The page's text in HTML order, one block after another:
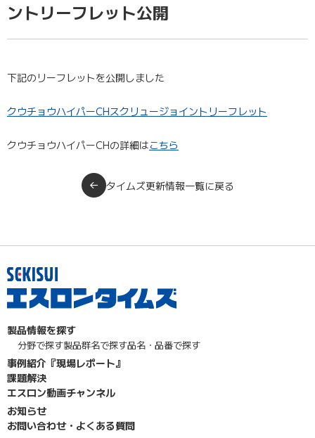
ントリーフレット公開
下記のリーフレットを公開しました
クウチョウハイパーCHスクリュージョイントリーフレット
クウチョウハイパーCHの詳細はこちら
タイムズ更新情報一覧に戻る
製品情報を探す
分野で探す製品群名で探す品名・品番で探す
事例紹介『現場レポート』
課題解決
エスロン動画チャンネル
お知らせ
お問い合わせ・よくある質問